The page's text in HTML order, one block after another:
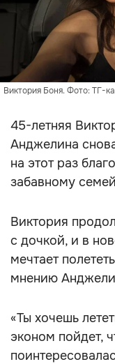
Виктория Боня. Фото: ТГ-
45-летняя
Анджелина
на этот раз
забавному
Виктория
с дочкой, и в
мечтает
мнению
«Ты хочешь
эконом пойдет,